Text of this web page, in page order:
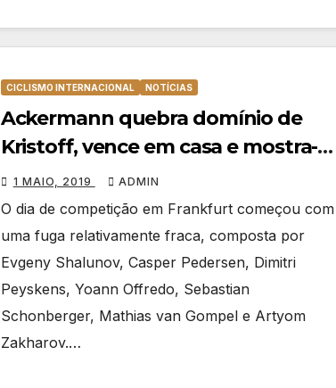
CICLISMO INTERNACIONAL NOTÍCIAS
Ackermann quebra domínio de
Kristoff, vence em casa e mostra-
se apto para o Giro
1 MAIO, 2019 ADMIN
O dia de competição em Frankfurt começou com
uma fuga relativamente fraca, composta por
Evgeny Shalunov, Casper Pedersen, Dimitri
Peyskens, Yoann Offredo, Sebastian
Schonberger, Mathias van Gompel e Artyom
Zakharov.…